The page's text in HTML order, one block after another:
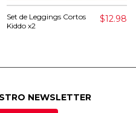
Set de Leggings Cortos
Kiddo x2
$12.98
NEWSLETTER